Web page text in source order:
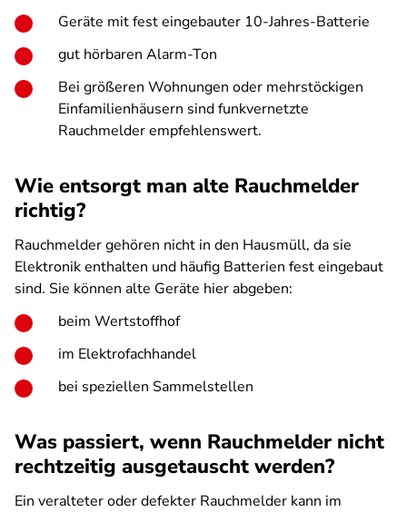
Geräte mit fest eingebauter 10-Jahres-Batterie
gut hörbaren Alarm-Ton
Bei größeren Wohnungen oder mehrstöckigen
Einfamilienhäusern sind funkvernetzte
Rauchmelder empfehlenswert.
Wie entsorgt man alte Rauchmelder
richtig?
Rauchmelder gehören nicht in den Hausmüll, da sie
Elektronik enthalten und häufig Batterien fest eingebaut
sind. Sie können alte Geräte hier abgeben:
beim Wertstoffhof
im Elektrofachhandel
bei speziellen Sammelstellen
Was passiert, wenn Rauchmelder nicht
rechtzeitig ausgetauscht werden?
Ein veralteter oder defekter Rauchmelder kann im